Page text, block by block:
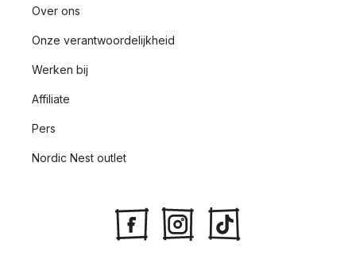
Over ons
Onze verantwoordelijkheid
Werken bij
Affiliate
Pers
Nordic Nest outlet